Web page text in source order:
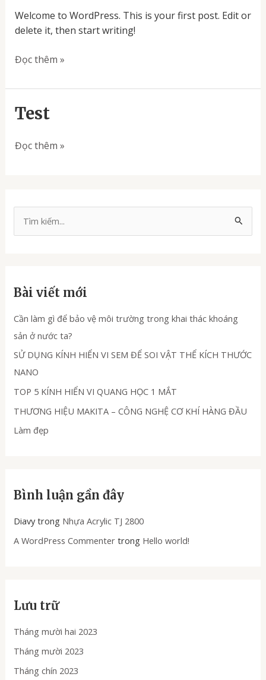
Welcome to WordPress. This is your first post. Edit or
delete it, then start writing!
Đọc thêm »
Test
Test
Đọc thêm »
iBài viết mới
Cần làm gì để bảo vệ môi trường trong khai thác khoáng
sản ở nước ta?
SỬ DỤNG KÍNH HIỂN VI SEM ĐỂ SOI VẬT THỂ KÍCH THƯỚC
NANO
TOP 5 KÍNH HIỂN VI QUANG HỌC 1 MẮT
THƯƠNG HIỆU MAKITA – CÔNG NGHỆ CƠ KHÍ HÀNG ĐẦU
Làm đẹp
Bình luận gần đây
Diavytrong Nhựa Acrylic TJ 2800
A WordPress Commenter trong Hello world!
Lưu trữ
Tháng mười hai 2023
Tháng mười 2023
Tháng chín 2023